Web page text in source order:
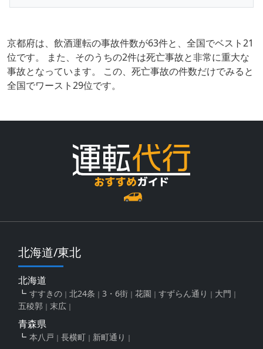
京都府は、飲酒運転の事故件数が63件と、全国でベスト21
位です。 また、そのうちの2件は死亡事故と非常に重大な
事故となっています。 この、死亡事故の件数だけでみると
全国でワースト29位です。
北海道/東北
北海道
すすきの 北24条 3・6街 花園 すずらん通り
大門
五稜郭
末広
青森県
本八戸 長横町 新町通り